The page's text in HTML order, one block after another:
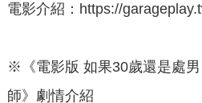
電影介紹：https://
※《電影版 如果30歲還是處
師》劇情介紹